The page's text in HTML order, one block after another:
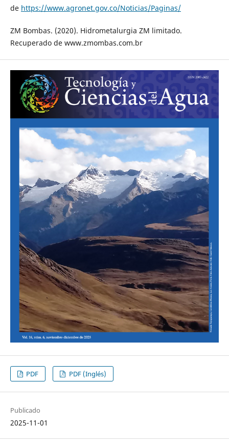
de https://www.agronet.gov.co/Noticias/Paginas/
ZM Bombas. (2020). Hidrometalurgia ZM limitado.
Recuperado de www.zmombas.com.br
PDF PDF (Inglés)
Publicado
2025-11-01